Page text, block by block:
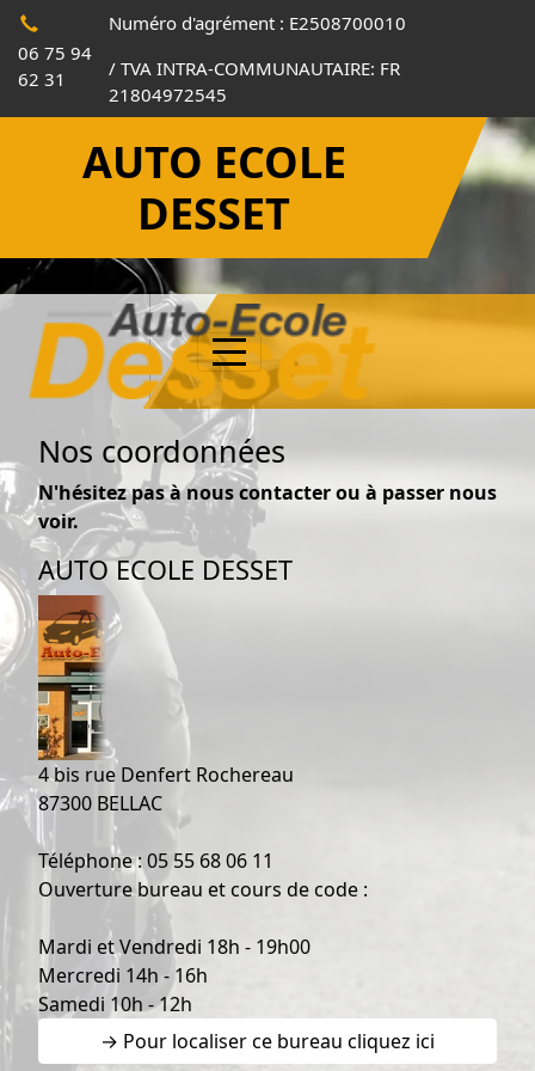
Panneau de gestion des cookies
06 75 94
62 31
Numéro d'agrément : E2508700010
/ TVA INTRA-COMMUNAUTAIRE: FR
21804972545
AUTO ECOLE
DESSET
Nos coordonnées
N'hésitez pas à nous contacter ou à passer nous
voir.
AUTO ECOLE DESSET
4 bis rue Denfert Rochereau
87300 BELLAC
Téléphone : 05 55 68 06 11
Ouverture bureau et cours de code :
Mardi et Vendredi 18h - 19h00
Mercredi 14h - 16h
Samedi 10h - 12h
→ Pour localiser ce bureau cliquez ici